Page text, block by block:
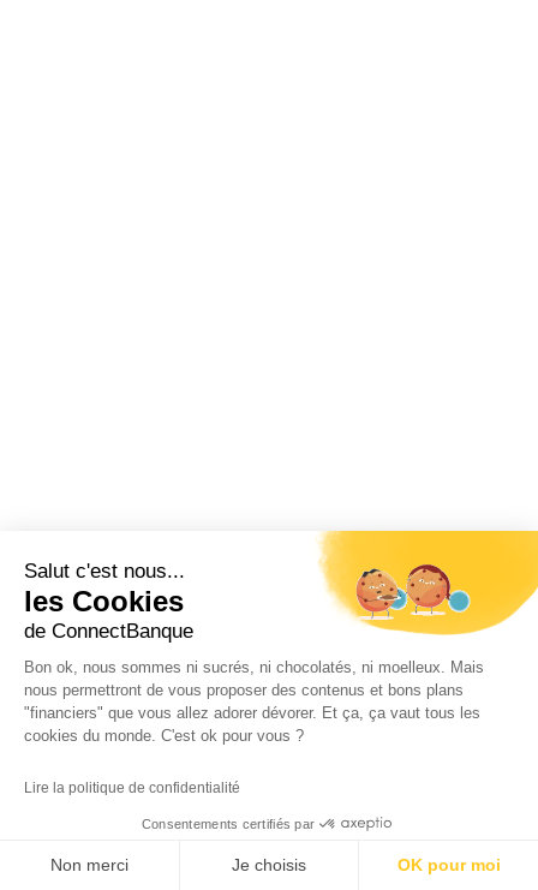
Suivez-nous sur :
Qui nous
sommes ?
Actualités
Fintech
Nos partenaires
Mentions
Confidentialité
Salut c'est nous...
les Cookies
de ConnectBanque
Bon ok, nous sommes ni sucrés, ni chocolatés, ni moelleux. Mais
nous permettront de vous proposer des contenus et bons plans
"financiers" que vous allez adorer dévorer. Et ça, ça vaut tous les
cookies du monde. C'est ok pour vous ?
Lire la politique de confidentialité
Consentements certifiés par
Non merci Je choisis OK pour moi